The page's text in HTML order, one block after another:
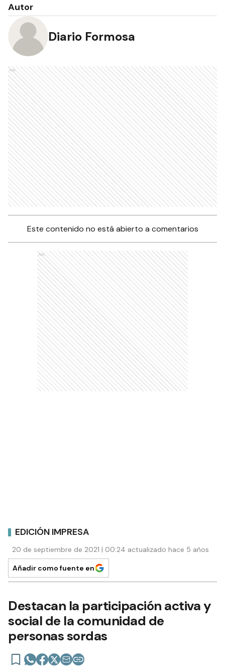
Autor
Diario Formosa
Ads
Este contenido no está abierto a comentarios
Ads
EDICIÓN IMPRESA
20 de septiembre de 2021 | 00:24 actualizado hace 5 años
Añadir como fuente en
Destacan la participación activa y
social de la comunidad de
personas sordas